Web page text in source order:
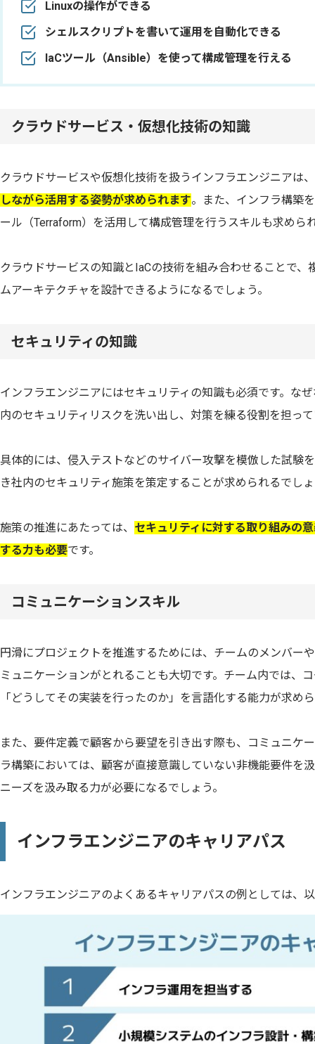
Linuxの操作ができる
シェルスクリプトを書いて運用を自動化できる
IaCツール（Ansible）を使って構成管理を行える
クラウドサービス・仮想化技術の知識
クラウドサービスや仮想化技術を扱うインフラエンジニアは、
しながら活用する姿勢が求められます。また、インフラ構築
ール（Terraform）を活用して構成管理を行うスキルも求めら
クラウドサービスの知識とIaCの技術を組み合わせることで
ムアーキテクチャを設計できるようになるでしょう。
セキュリティの知識
インフラエンジニアにはセキュリティの知識も必須です。な
内のセキュリティリスクを洗い出し、対策を練る役割を担っ
具体的には、侵入テストなどのサイバー攻撃を模倣した試験
き社内のセキュリティ施策を策定することが求められるでし
施策の推進にあたっては、 セキュリティに対する取り組みの
する力も必要です。
コミュニケーションスキル
円滑にプロジェクトを推進するためには、チームのメンバー
ミュニケーションがとれることも大切です。チーム内では、
「どうしてその実装を行ったのか」を言語化する能力が求め
また、要件定義で顧客から要望を引き出す際も、コミュニケ
ラ構築においては、顧客が直接意識していない非機能要件を
ニーズを汲み取る力が必要になるでしょう。
インフラエンジニアのキャリアパス
インフラエンジニアのよくあるキャリアパスの例としては、